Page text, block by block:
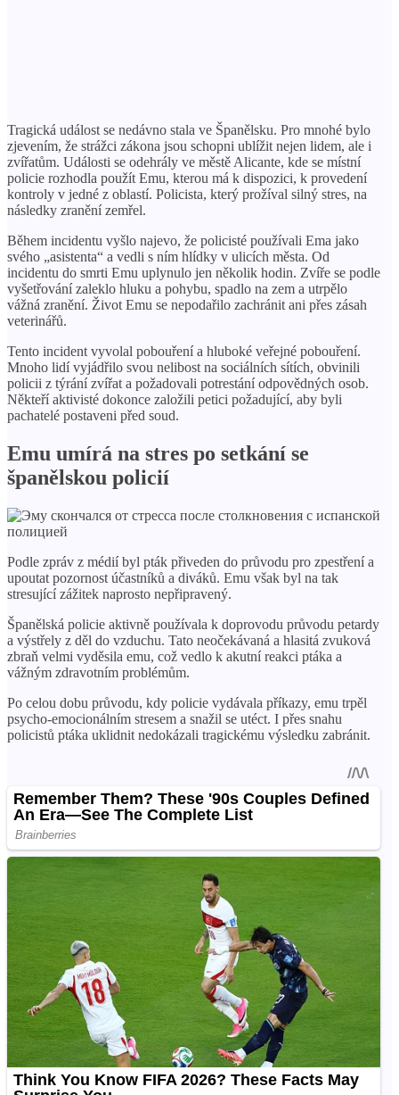
Tragická událost se nedávno stala ve Španělsku. Pro mnohé bylo
zjevením, že strážci zákona jsou schopni ublížit nejen lidem, ale i
zvířatům. Události se odehrály ve městě Alicante, kde se místní
policie rozhodla použít Emu, kterou má k dispozici, k provedení
kontroly v jedné z oblastí. Policista, který prožíval silný stres, na
následky zranění zemřel.
Během incidentu vyšlo najevo, že policisté používali Ema jako
svého „asistenta“ a vedli s ním hlídky v ulicích města. Od
incidentu do smrti Emu uplynulo jen několik hodin. Zvíře se podle
vyšetřování zaleklo hluku a pohybu, spadlo na zem a utrpělo
vážná zranění. Život Emu se nepodařilo zachránit ani přes zásah
veterinářů.
Tento incident vyvolal pobouření a hluboké veřejné pobouření.
Mnoho lidí vyjádřilo svou nelibost na sociálních sítích, obvinili
policii z týrání zvířat a požadovali potrestání odpovědných osob.
Někteří aktivisté dokonce založili petici požadující, aby byli
pachatelé postaveni před soud.
Emu umírá na stres po setkání se
španělskou policií
Podle zpráv z médií byl pták přiveden do průvodu pro zpestření a
upoutat pozornost účastníků a diváků. Emu však byl na tak
stresující zážitek naprosto nepřipravený.
Španělská policie aktivně používala k doprovodu průvodu petardy
a výstřely z děl do vzduchu. Tato neočekávaná a hlasitá zvuková
zbraň velmi vyděsila emu, což vedlo k akutní reakci ptáka a
vážným zdravotním problémům.
Po celou dobu průvodu, kdy policie vydávala příkazy, emu trpěl
psycho-emocionálním stresem a snažil se utéct. I přes snahu
policistů ptáka uklidnit nedokázali tragickému výsledku zabránit.